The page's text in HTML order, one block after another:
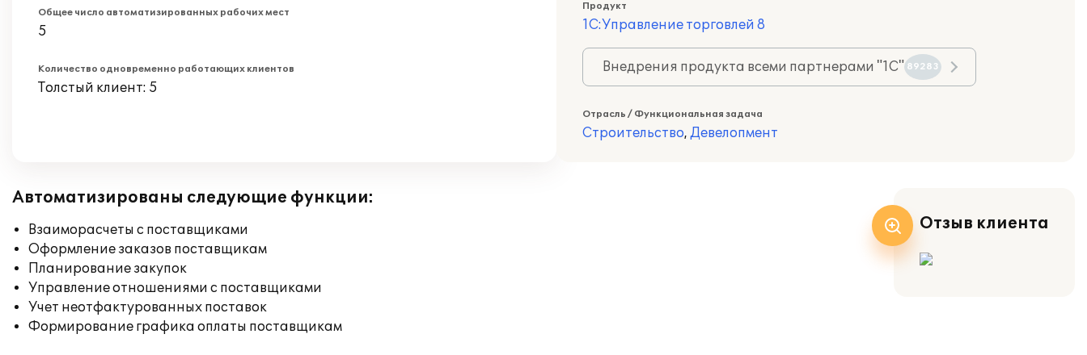
Общее число автоматизированных рабочих мест
5
Количество одновременно работающих клиентов
Толстый клиент: 5
Продукт
1С:Управление торговлей 8
Внедрения продукта всеми партнерами "1С" 89283
Отрасль / Функциональная задача
Строительство, Девелопмент
Автоматизированы следующие функции:
Взаиморасчеты с поставщиками
Оформление заказов поставщикам
Планирование закупок
Управление отношениями с поставщиками
Учет неотфактурованных поставок
Формирование графика оплаты поставщикам
Отзыв клиента